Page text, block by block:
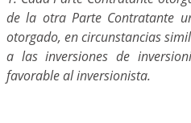
de la otra Parte Contratante
otorgado, en circunstancias
a las inversiones de
favorable al inversionista.